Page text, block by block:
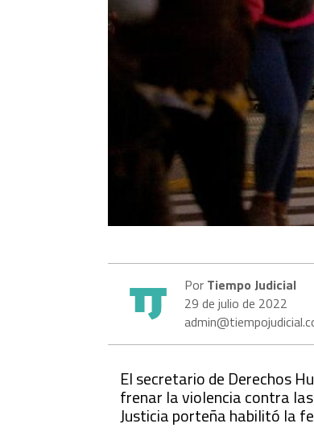
Por Tiempo Judicial
29 de julio de 2022
El secretario de Derechos
frenar la violencia contra
Justicia porteña habilitó la